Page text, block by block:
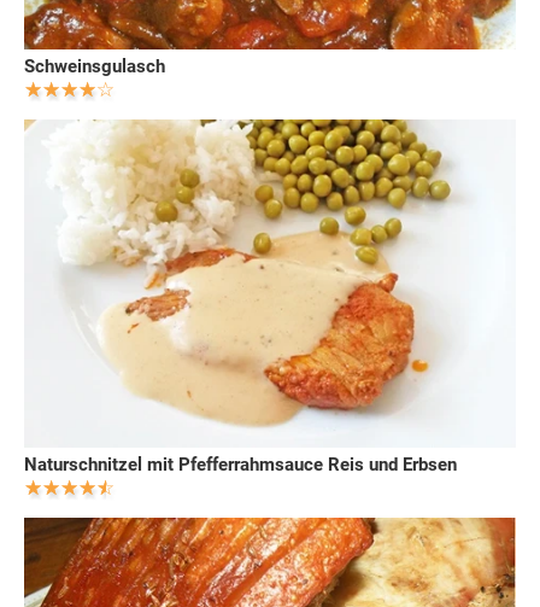
Schweinsgulasch
Naturschnitzel mit Pfefferrahmsauce Reis und Erbsen